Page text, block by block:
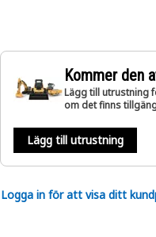
Kommer den
Lägg till utrustning
om det finns
Lägg till utrustning
Logga in för att visa ditt